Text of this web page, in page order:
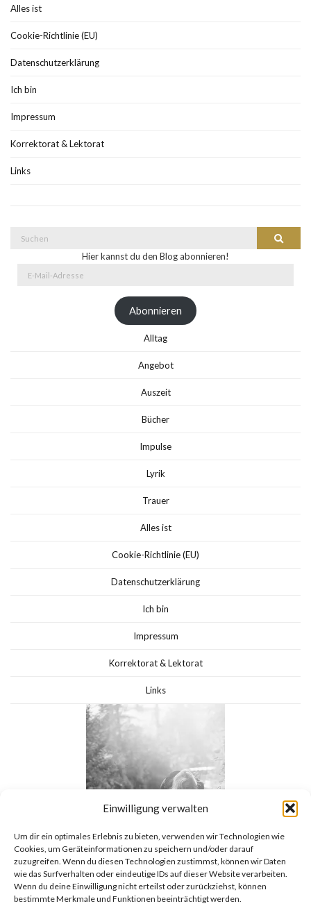
Einwilligung verwalten
Um dir ein optimales Erlebnis zu bieten, verwenden wir Technologien wie
Cookies, um Geräteinformationen zu speichern und/oder darauf
zuzugreifen. Wenn du diesen Technologien zustimmst, können wir Daten
wie das Surfverhalten oder eindeutige IDs auf dieser Website verarbeiten.
Wenn du deine Einwilligung nicht erteilst oder zurückziehst, können
bestimmte Merkmale und Funktionen beeinträchtigt werden.
Alles ist
Cookie-Richtlinie (EU)
Datenschutzerklärung
Ich bin
Impressum
Korrektorat & Lektorat
Links
Suchen
Hier kannst du den Blog abonnieren!
Abonnieren
Alltag
Angebot
Auszeit
Bücher
Impulse
Lyrik
Trauer
Alles ist
Cookie-Richtlinie (EU)
Datenschutzerklärung
Ich bin
Impressum
Korrektorat & Lektorat
Links